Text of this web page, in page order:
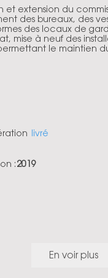
et extension du
des bureaux, des
des locaux de
mise à neuf des
le maintien
livré
:2019
En voir plus